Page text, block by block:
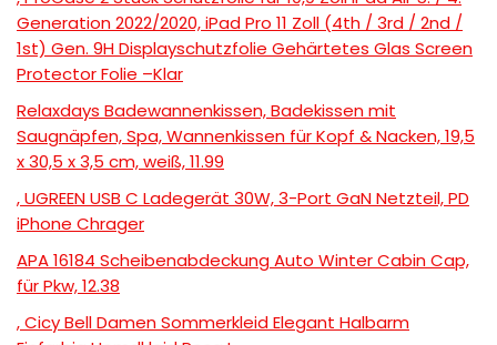
Generation 2022/2020, iPad Pro 11 Zoll (4th / 3rd / 2nd /
1st) Gen. 9H Displayschutzfolie Gehärtetes Glas Screen
Protector Folie –Klar
Relaxdays Badewannenkissen, Badekissen mit
Saugnäpfen, Spa, Wannenkissen für Kopf & Nacken, 19,5
x 30,5 x 3,5 cm, weiß, 11.99
, UGREEN USB C Ladegerät 30W, 3-Port GaN Netzteil, PD
iPhone Chrager
APA 16184 Scheibenabdeckung Auto Winter Cabin Cap,
für Pkw, 12.38
, Cicy Bell Damen Sommerkleid Elegant Halbarm